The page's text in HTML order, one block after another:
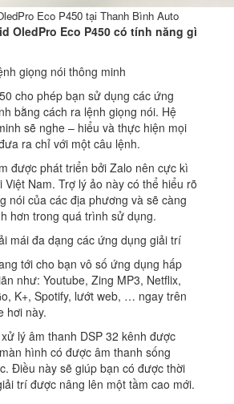
Eco P450 tại Thanh Bình Auto
OledPro Eco P450 có tính năng gì
giọng nói thông minh
cho phép bạn sử dụng các ứng
bằng cách ra lệnh giọng nói. Hệ
sẽ nghe – hiểu và thực hiện mọi
ra chỉ với một câu lệnh.
được phát triển bởi Zalo nên cực kì
Nam. Trợ lý ảo này có thể hiểu rõ
nói của các địa phương và sẽ càng
hơn trong quá trình sử dụng.
mái đa dạng các ứng dụng giải trí
tới cho bạn vô số ứng dụng hấp
như: Youtube, Zing MP3, Netflix,
K+, Spotify, lướt web, … ngay trên
hơi này.
lý âm thanh DSP 32 kênh được
hình có được âm thanh sống
Điều này sẽ giúp bạn có được thời
trí được nâng lên một tầm cao mới.